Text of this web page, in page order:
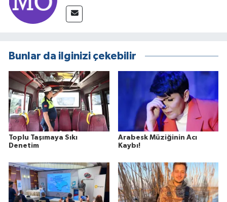
Bunlar da ilginizi çekebilir
Toplu Taşımaya Sıkı
Denetim
Arabesk Müziğinin Acı
Kaybı!